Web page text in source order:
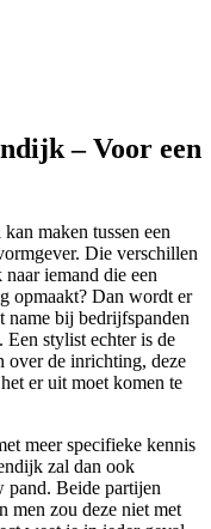
– Voor een
maken tussen een
Die verschillen
iemand die een
opmaakt? Dan wordt er
bij bedrijfspanden
stylist echter is de
over de inrichting, deze
er uit moet komen te
meer specifieke kennis
zal dan ook
pand. Beide partijen
men zou deze niet met